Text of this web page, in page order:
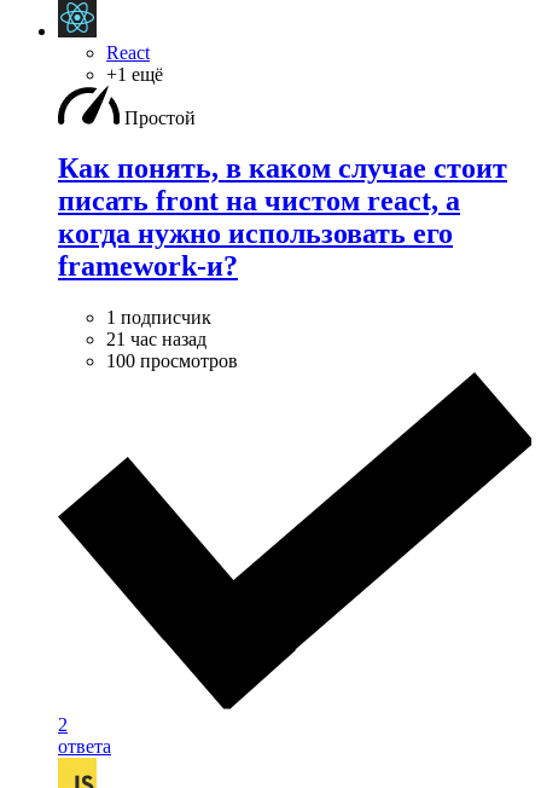
React
+1 ещё
Простой
Как понять, в каком случае стоит
писать front на чистом react, а
когда нужно использовать его
framework-и?
1 подписчик
21 час назад
100 просмотров
2
ответа